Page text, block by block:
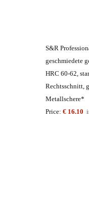
S&R
geschmiedete
HRC 60-62,
Rechtsschnitt,
Metallschere*
Price: € 16.10